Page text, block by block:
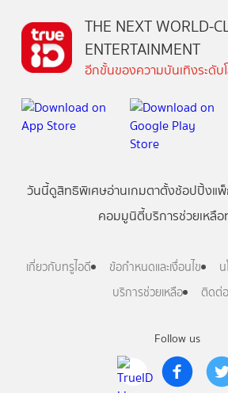
Follow us
THE NEXT WORLD-
ENTERTAINMENT
อีกขั้นของความบันเทิงระดั
วันนี้ดูสิทธิพิเศษอ่านเกมตาตั้งช้อปปิ้งแ
คอมมูนิตี้บริการช่วยเหลือ
เกี่ยวกับทรูไอดี ข้อกำหนดและเงื่อนไข
บริการช่วยเหลือ
ติดต่อ